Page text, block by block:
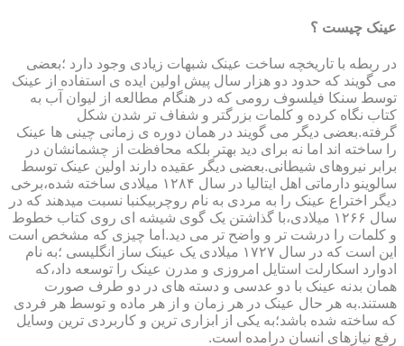
عینک چیست ؟
در ربطه با تاریخچه ساخت عینک شبهات زیادی وجود دارد ؛بعضی
می گویند که حدود دو هزار سال پیش اولین ایده ی استفاده از عینک
توسط سنکا فیلسوف رومی که در هنگام مطالعه از لیوان آب به
کتاب نگاه کرده و کلمات بزرگتر و شفاف تر شدن شکل
گرفته.بعضی دیگر می گویند در همان دوره ی زمانی چینی ها عینک
را ساخته اند اما نه برای دید بهتر بلکه محافظت از چشمانشان در
برابر نیروهای شیطانی.بعضی دیگر عقیده دارند اولین عینک توسط
سالوینو دارماتی اهل ایتالیا در سال ۱۲۸۴ میلادی ساخته شده،برخی
دیگر اختراع عینک را به مردی به نام روچربیکنبا نسبت میدهند که در
سال ۱۲۶۶ میلادی،با گذاشتن یک گوی شیشه ای روی کتاب خطوط
و کلمات را درشت تر و واضح تر می دید.اما چیزی که مشخص است
این است که در سال ۱۷۲۷ میلادی یک عینک ساز انگلیسی ؛به نام
ادوارد اسکارلت استایل امروزی و مدرن عینک را توسعه داد،که
همان بدنه عینک با دو عدسی و دسته های در دو طرف صورت
هستند.به هر حال عینک در هر زمان و از هر ماده و توسط هر فردی
که ساخته شده باشد؛به یکی از ابزاری ترین و کاربردی ترین وسایل
رفع نیازهای انسان درامده است.